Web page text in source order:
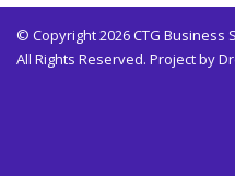
© Copyright 2026 CTG Business
All Rights Reserved. Project by